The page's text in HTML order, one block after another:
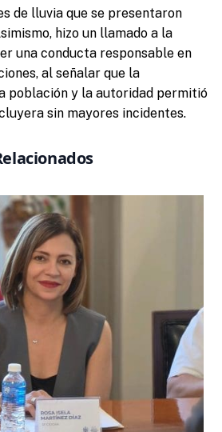
de lluvia que se presentaron
hizo un llamado a la
una conducta responsable en
al señalar que la
población y la autoridad permitió
sin mayores incidentes.